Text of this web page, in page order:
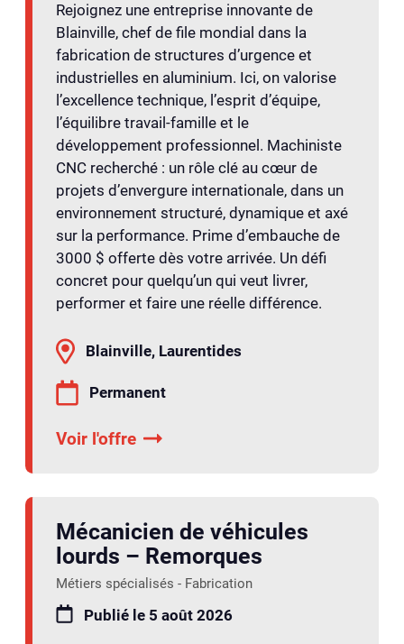
Rejoignez une entreprise innovante de
Blainville, chef de file mondial dans la
fabrication de structures d’urgence et
industrielles en aluminium. Ici, on valorise
l’excellence technique, l’esprit d’équipe,
l’équilibre travail-famille et le
développement professionnel. Machiniste
CNC recherché : un rôle clé au cœur de
projets d’envergure internationale, dans un
environnement structuré, dynamique et axé
sur la performance. Prime d’embauche de
3000 $ offerte dès votre arrivée. Un défi
concret pour quelqu’un qui veut livrer,
performer et faire une réelle différence.
Blainville, Laurentides
Permanent
Voir l'offre
Mécanicien de véhicules
lourds – Remorques
Métiers spécialisés - Fabrication
Publié le 5 août 2026